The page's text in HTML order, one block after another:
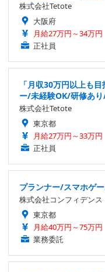
株式会社Tetote
大阪府
月給27万円～34万円
正社員
「月収30万円以上も
ー/未経験OK/研修あ
株式会社Tetote
東京都
月給27万円～33万円
正社員
プランナー/スマホゲ
株式会社コンフィデンス
東京都
月給40万円～75万円
業務委託